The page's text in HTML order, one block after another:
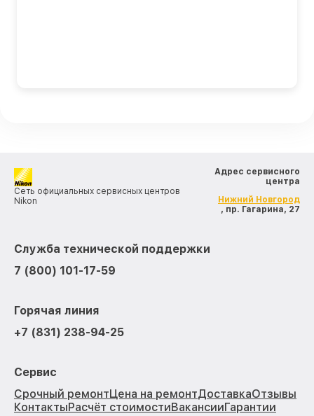
Сеть официальных сервисных центров
Nikon
Адрес сервисного
центра
Нижний Новгород
, пр. Гагарина, 27
Служба технической поддержки
7 (800) 101-17-59
Горячая линия
+7 (831) 238-94-25
Сервис
Срочный ремонтЦена на ремонтДоставкаОтзывы
КонтактыРасчёт стоимостиВакансииГарантии